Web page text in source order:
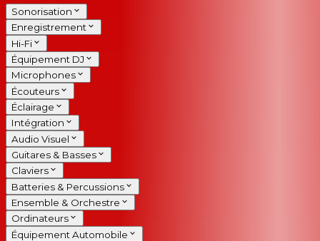
Sonorisation
Enregistrement
Hi-Fi
Équipement DJ
Microphones
Écouteurs
Éclairage
Intégration
Audio Visuel
Guitares & Basses
Claviers
Batteries & Percussions
Ensemble & Orchestre
Ordinateurs
Équipement Automobile